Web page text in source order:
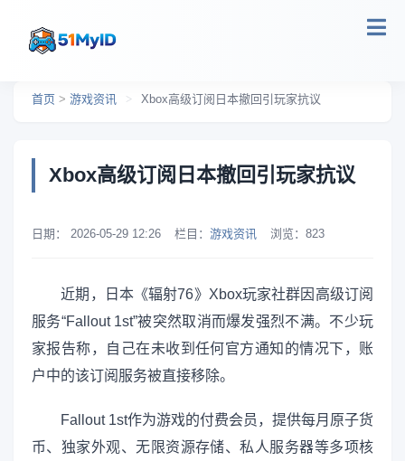
首页 > 游戏资讯 > Xbox高级订阅日本撤回引玩家抗议
Xbox高级订阅日本撤回引玩家抗议
日期： 2026-05-29 12:26 栏目： 游戏资讯 浏览： 823
近期，日本《辐射76》Xbox玩家社群因高级订阅
服务“Fallout 1st”被突然取消而爆发强烈不满。不少玩
家报告称，自己在未收到任何官方通知的情况下，账
户中的该订阅服务被直接移除。
Fallout 1st作为游戏的付费会员，提供每月原子货
币、独家外观、无限资源存储、私人服务器等多项核